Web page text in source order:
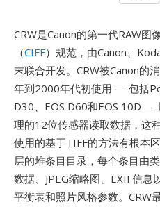
CRW是Canon的第一代RAW图
（CIFF）规范，由Canon、
末联合开发。CRW被Canon的
年到2000年代初使用 — 包括
D30、EOS D60和EOS 10D —
理的12位传感器读取数据，这
使用的基于TIFF的方法有根本
层的堆条目目录，每个条目由
数据、JPEG缩略图、EXIF信息
平衡表和照片风格参数。CRW